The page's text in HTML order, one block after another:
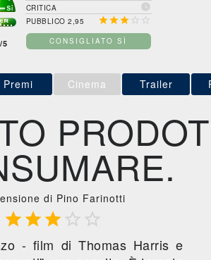
/5
CRITICA 
PUBBLICO 2,95   
CONSIGLIATO SÌ
Premi Cinema Trailer
di Pino Farinotti
  
- film di Thomas Harris e